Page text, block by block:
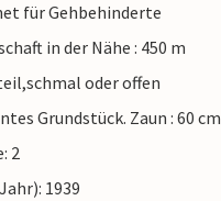
für Gehbehinderte
in der Nähe : 450 m
oder offen
Grundstück. Zaun : 60 cm
2
1939